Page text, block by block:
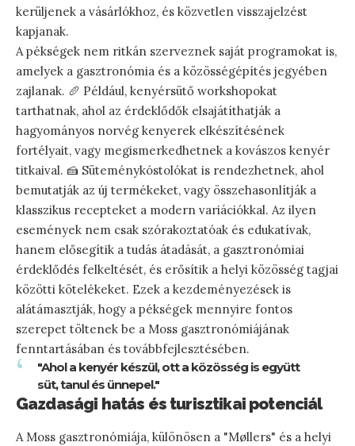
kerüljenek a vásárlókhoz, és közvetlen visszajelzést
kapjanak.
A pékségek nem ritkán szerveznek saját programokat is,
amelyek a gasztronómia és a közösségépítés jegyében
zajlanak. 🥖 Például, kenyérsütő workshopokat
tarthatnak, ahol az érdeklődők elsajátíthatják a
hagyományos norvég kenyerek elkészítésének
fortélyait, vagy megismerkedhetnek a kovászos kenyér
titkaival. 🍰 Süteménykóstolókat is rendezhetnek, ahol
bemutatják az új termékeket, vagy összehasonlítják a
klasszikus recepteket a modern variációkkal. Az ilyen
események nem csak szórakoztatóak és edukatívak,
hanem elősegítik a tudás átadását, a gasztronómiai
érdeklődés felkeltését, és erősítik a helyi közösség tagjai
közötti kötelékeket. Ezek a kezdeményezések is
alátámasztják, hogy a pékségek mennyire fontos
szerepet töltenek be a Moss gasztronómiájának
fenntartásában és továbbfejlesztésében.
"Ahol a kenyér készül, ott a közösség is együtt
süt, tanul és ünnepel."
Gazdasági hatás és turisztikai potenciál
A Moss gasztronómiája, különösen a "Møllers" és a helyi